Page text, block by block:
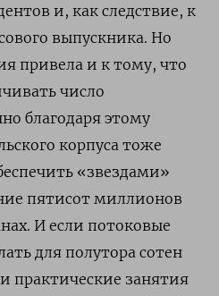
и, как следствие, к
выпускника. Но
привела и к тому, что
число
благодаря этому
корпуса тоже
«звездами»
пятисот миллионов
И если потоковые
для полутора сотен
практические занятия